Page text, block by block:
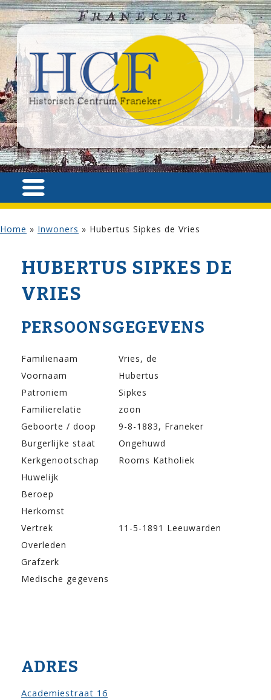
Home » Inwoners » Hubertus Sipkes de Vries
HUBERTUS SIPKES DE
VRIES
PERSOONSGEGEVENS
Familienaam
Vries, de
Voornaam
Hubertus
Patroniem
Sipkes
Familierelatie
zoon
Geboorte / doop
9-8-1883, Franeker
Burgerlijke staat
Ongehuwd
Kerkgenootschap
Rooms Katholiek
Huwelijk
Beroep
Herkomst
Vertrek
11-5-1891 Leeuwarden
Overleden
Grafzerk
Medische gegevens
ADRES
Academiestraat 16